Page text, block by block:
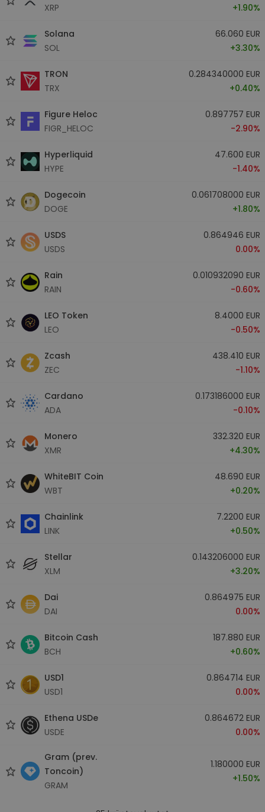
XRP
+1.90%
Solana
SOL
66.060 EUR
+3.30%
TRON
TRX
0.284340000 EUR
+0.40%
Figure Heloc
FIGR_HELOC
0.897757 EUR
-2.90%
Hyperliquid
HYPE
47.600 EUR
-1.40%
Dogecoin
DOGE
0.061708000 EUR
+1.80%
USDS
USDS
0.864946 EUR
0.00%
Rain
RAIN
0.010932090 EUR
-0.60%
LEO Token
LEO
8.4000 EUR
-0.50%
Zcash
ZEC
438.410 EUR
-1.10%
Cardano
ADA
0.173186000 EUR
-0.10%
Monero
XMR
332.320 EUR
+4.30%
WhiteBIT Coin
WBT
48.690 EUR
+0.20%
Chainlink
LINK
7.2200 EUR
+0.50%
Stellar
XLM
0.143206000 EUR
+3.20%
Dai
DAI
0.864975 EUR
0.00%
Bitcoin Cash
BCH
187.880 EUR
+0.60%
USD1
USD1
0.864714 EUR
0.00%
Ethena USDe
USDE
0.864672 EUR
0.00%
Gram (prev.
Toncoin)
GRAM
1.180000 EUR
+1.50%